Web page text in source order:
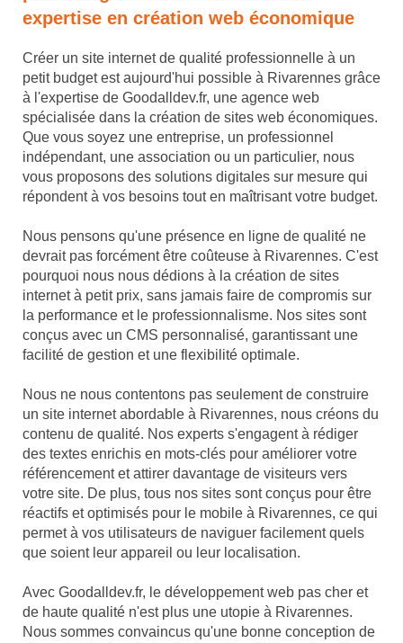
expertise en création web économique
Créer un site internet de qualité professionnelle à un
petit budget est aujourd'hui possible à Rivarennes grâce
à l'expertise de Goodalldev.fr, une agence web
spécialisée dans la création de sites web économiques.
Que vous soyez une entreprise, un professionnel
indépendant, une association ou un particulier, nous
vous proposons des solutions digitales sur mesure qui
répondent à vos besoins tout en maîtrisant votre budget.
Nous pensons qu'une présence en ligne de qualité ne
devrait pas forcément être coûteuse à Rivarennes. C'est
pourquoi nous nous dédions à la création de sites
internet à petit prix, sans jamais faire de compromis sur
la performance et le professionnalisme. Nos sites sont
conçus avec un CMS personnalisé, garantissant une
facilité de gestion et une flexibilité optimale.
Nous ne nous contentons pas seulement de construire
un site internet abordable à Rivarennes, nous créons du
contenu de qualité. Nos experts s'engagent à rédiger
des textes enrichis en mots-clés pour améliorer votre
référencement et attirer davantage de visiteurs vers
votre site. De plus, tous nos sites sont conçus pour être
réactifs et optimisés pour le mobile à Rivarennes, ce qui
permet à vos utilisateurs de naviguer facilement quels
que soient leur appareil ou leur localisation.
Avec Goodalldev.fr, le développement web pas cher et
de haute qualité n'est plus une utopie à Rivarennes.
Nous sommes convaincus qu'une bonne conception de